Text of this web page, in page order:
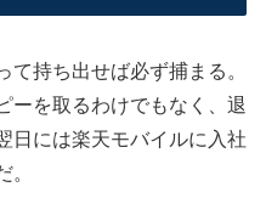
持ち出せば必ず捕まる。
ーを取るわけでもなく、退
日には楽天モバイルに入社
。